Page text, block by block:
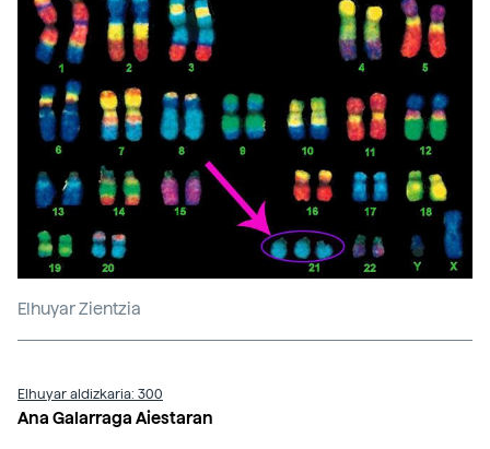
Elhuyar Zientzia
Elhuyar aldizkaria: 300
Ana Galarraga Aiestaran